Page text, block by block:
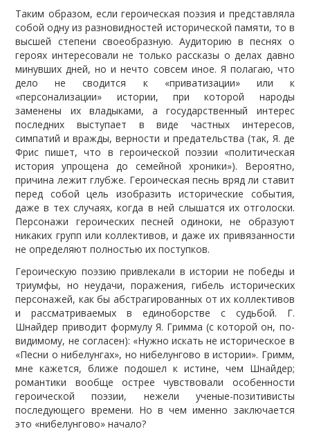
Таким образом, если героическая поэзия и представляла
собой одну из разновидностей исторической памяти, то в
высшей степени своеобразную. Аудиторию в песнях о
героях интересовали не только рассказы о делах давно
минувших дней, но и нечто совсем иное. Я полагаю, что
дело не сводится к «приватизации» или к
«персонализации» истории, при которой народы
заменены их владыками, а государственный интерес
последних выступает в виде частных интересов,
симпатий и вражды, верности и предательства (так, Я. де
Фрис пишет, что в героической поэзии «политическая
история упрощена до семейной хроники»). Вероятно,
причина лежит глубже. Героическая песнь вряд ли ставит
перед собой цель изобразить исторические события,
даже в тех случаях, когда в ней слышатся их отголоски.
Персонажи героических песней одиноки, не образуют
никаких групп или коллективов, и даже их привязанности
не определяют полностью их поступков.
Героическую поэзию привлекали в истории не победы и
триумфы, но неудачи, поражения, гибель исторических
персонажей, как бы абстрагированных от их коллективов
и рассматриваемых в единоборстве с судьбой. Г.
Шнайдер приводит формулу Я. Гримма (с которой он, по-
видимому, не согласен): «Нужно искать не историческое в
«Песни о нибелунгах», но нибелунгово в истории». Гримм,
мне кажется, ближе подошел к истине, чем Шнайдер;
романтики вообще острее чувствовали особенности
героической поэзии, нежели ученые-позитивисты
последующего времени. Но в чем именно заключается
это «нибелунгово» начало?